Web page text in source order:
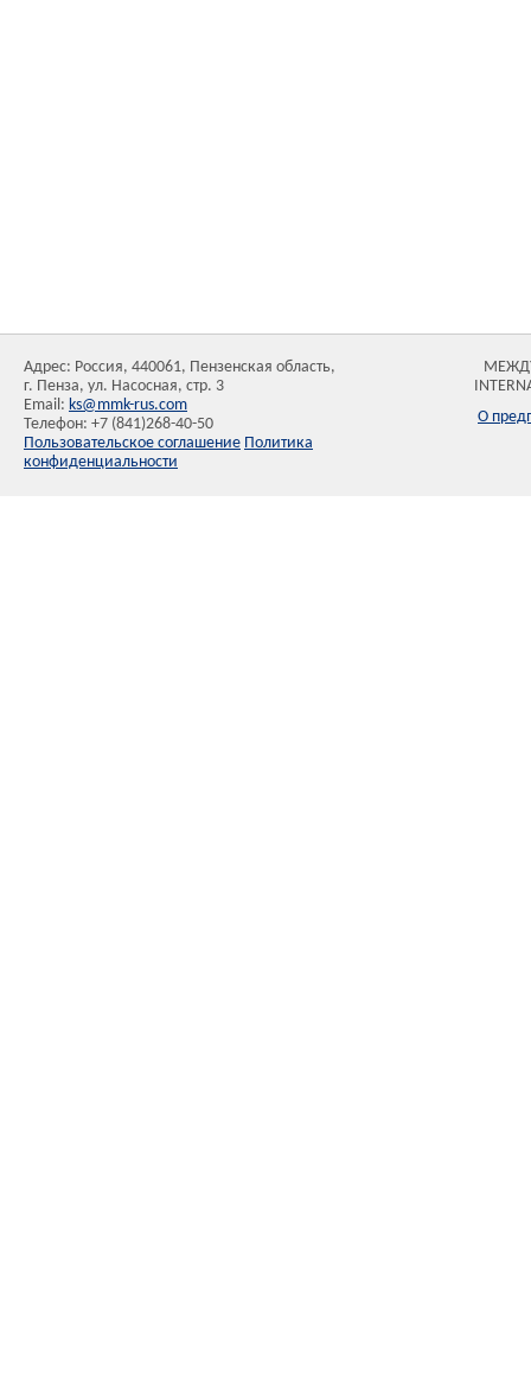
Адрес: Россия, 440061, Пензенская область,
г. Пенза, ул. Насосная, стр. 3
Email: ks@mmk-rus.com
Телефон: +7 (841)268-40-50
Пользовательское соглашение Политика
конфиденциальности
О